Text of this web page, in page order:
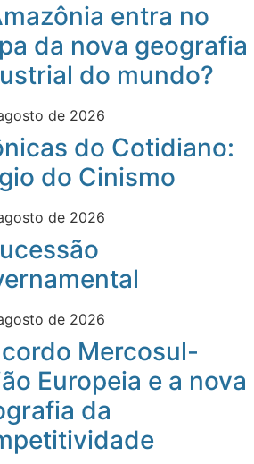
entra no
da nova geografia
do mundo?
de 2026
do Cotidiano:
do Cinismo
de 2026
de 2026
Mercosul-
Europeia e a nova
da